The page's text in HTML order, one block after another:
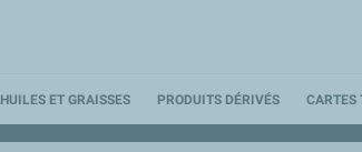
HUILES ET GRAISSES PRODUITS DÉRIVÉS CARTES